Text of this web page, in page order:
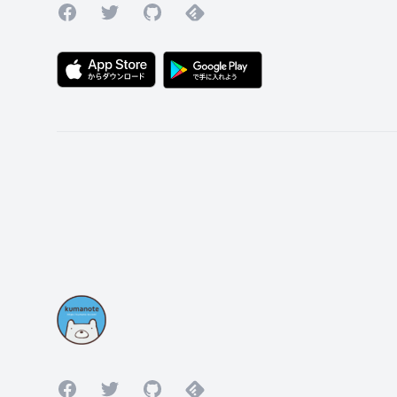
FacebookTwitterGitHubFeedly
FacebookTwitterGitHubFeedly